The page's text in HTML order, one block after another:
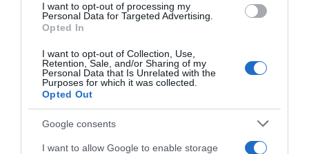
I want to opt-out of processing my
Personal Data for Targeted Advertising.
Opted In
I want to opt-out of Collection, Use,
Retention, Sale, and/or Sharing of my
Personal Data that Is Unrelated with the
Purposes for which it was collected.
Opted Out
Google consents
I want to allow Google to enable storage
ΠΟΛΙΤΙΚΗ